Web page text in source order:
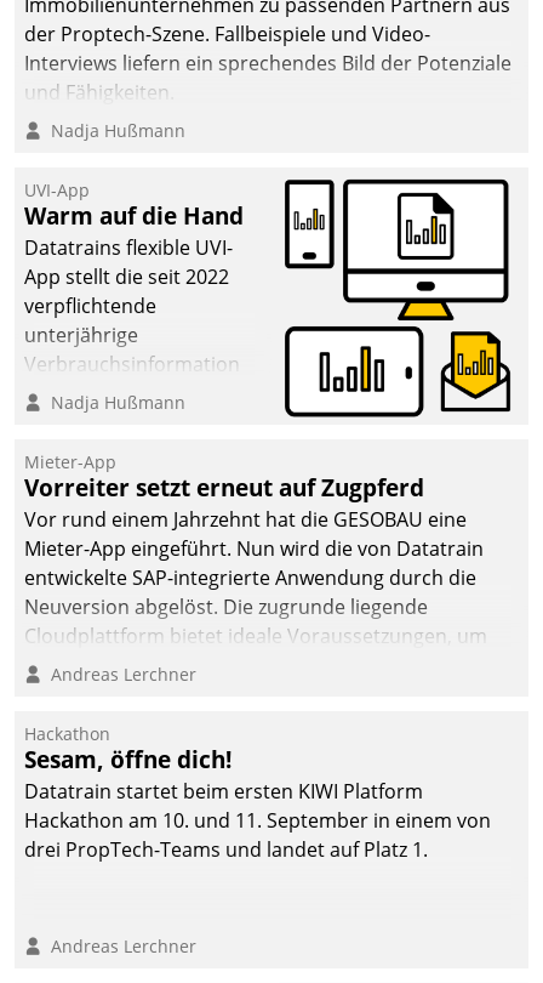
der Proptech-Szene. Fallbeispiele und Video-
Interviews liefern ein sprechendes Bild der Potenziale
und Fähigkeiten.
Nadja Hußmann
UVI-App
Warm auf die Hand
Datatrains flexible UVI-
App stellt die seit 2022
verpflichtende
unterjährige
Verbrauchsinformation
schnell, zuverlässig und
Die monatlichen
Mitteilungen zum
Heizungs- und
Wasserverbrauch gehen
automatisiert, vollständig
und auf Wunsch über
mehrere zuvor
Kommunikationswege bei
Nadja Hußmann
Mieter-App
Vorreiter setzt erneut auf Zugpferd
Vor rund einem Jahrzehnt hat die GESOBAU eine
Mieter-App eingeführt. Nun wird die von Datatrain
entwickelte SAP-integrierte Anwendung durch die
Neuversion abgelöst. Die zugrunde liegende
Cloudplattform bietet ideale Voraussetzungen, um
die Funktionalität der App zu erweitern und weitere
integrieren.
Andreas Lerchner
Hackathon
Sesam, öffne dich!
Datatrain startet beim ersten KIWI Platform
Hackathon am 10. und 11. September in einem von
drei PropTech-Teams und landet auf Platz 1.
Andreas Lerchner